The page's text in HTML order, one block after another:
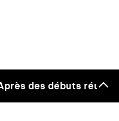
des débuts
Haut